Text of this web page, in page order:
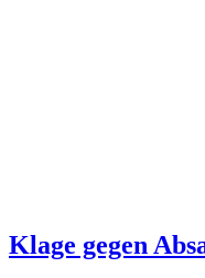
Klage gegen